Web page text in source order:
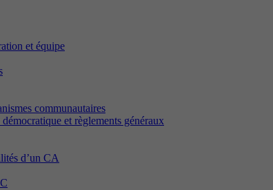
et équipe
communautaires
et règlements généraux
d’un CA